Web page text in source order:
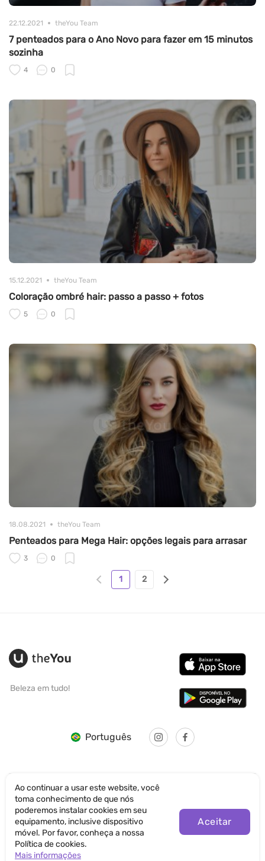
22.12.2021 theYou Team
7 penteados para o Ano Novo para fazer em 15 minutos
sozinha
4 0
15.12.2021 theYou Team
Coloração ombré hair: passo a passo + fotos
5 0
18.08.2021 theYou Team
Penteados para Mega Hair: opções legais para arrasar
3 0
1 2
Beleza em tudo!
Português
© SANTICUM INTERNATIONAL LTD
Política de Privacidade
Ao continuar a usar este website, você
toma conhecimento de que nós
poderemos instalar cookies em seu
equipamento, inclusive dispositivo
móvel. Por favor, conheça a nossa
Política de cookies.
Mais informações
Aceitar